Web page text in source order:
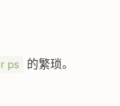
ps 的繁琐。